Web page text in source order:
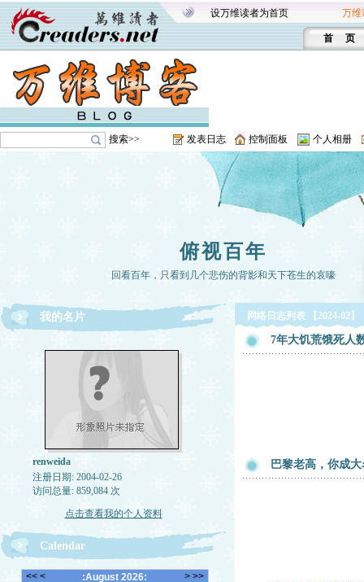
设万维读者为首页 万维
首 页
搜索>> 发表日志 控制面板 个人相册
俯视百年
回看百年，只看到几个悲伤的背影和天下苍生的哀嚎
我的名片
renweida
注册日期: 2004-02-26
访问总量: 859,084 次
点击查看我的个人资料
Calendar
网络日志列表 【2024-02】
7年大饥荒饿死人
巴黎老高，你成